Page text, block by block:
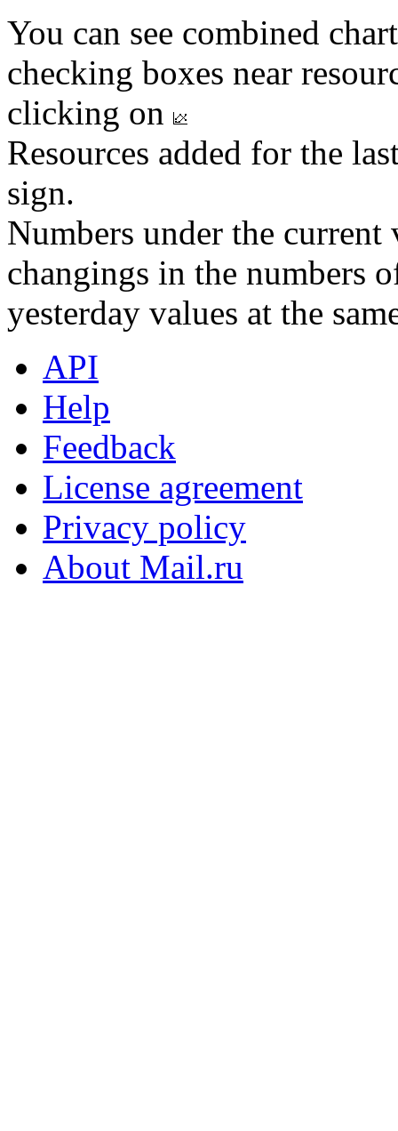
You can see combined
checking boxes near
clicking on
Resources added for the
sign.
Numbers under the
changings in the numbers
yesterday values at the
API
Help
Feedback
License agreement
Privacy policy
About Mail.ru